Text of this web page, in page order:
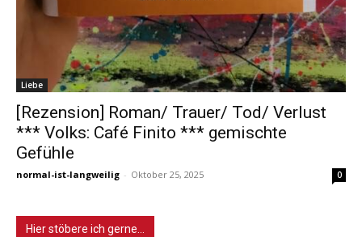
Liebe
[Rezension] Roman/ Trauer/ Tod/ Verlust
*** Volks: Café Finito *** gemischte
Gefühle
normal-ist-langweilig - Oktober 25, 2025 0
Hier stöbere ich gerne…